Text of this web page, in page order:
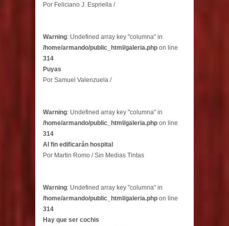
Por Feliciano J. Espriella /
Warning: Undefined array key "columna" in
/home/armando/public_html/galeria.php on line
314
Puyas
Por Samuel Valenzuela /
Warning: Undefined array key "columna" in
/home/armando/public_html/galeria.php on line
314
Al fin edificarán hospital
Por Martin Romo / Sin Medias Tintas
Warning: Undefined array key "columna" in
/home/armando/public_html/galeria.php on line
314
Hay que ser cochis